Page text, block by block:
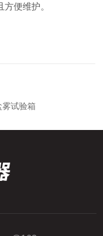
便维护。
试验箱